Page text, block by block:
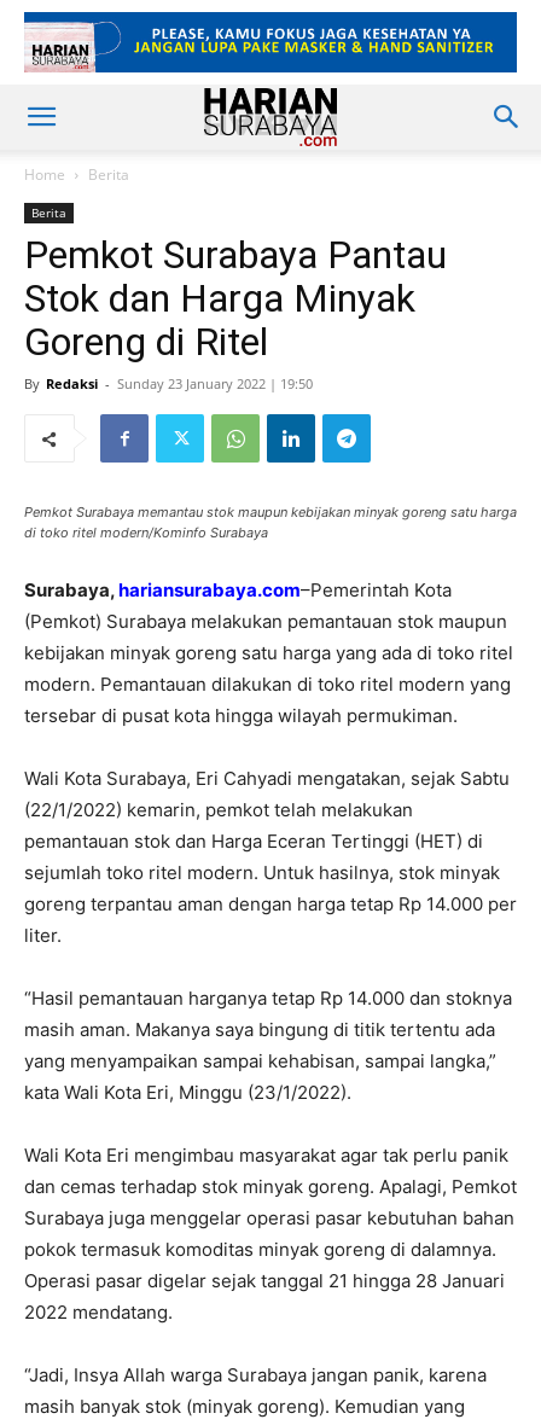
Home Berita
Berita
Pemkot Surabaya Pantau
Stok dan Harga Minyak
Goreng di Ritel
By Redaksi - Sunday 23 January 2022 | 19:50
Pemkot Surabaya memantau stok maupun kebijakan minyak goreng satu harga
di toko ritel modern/Kominfo Surabaya
Surabaya,hariansurabaya.com–Pemerintah Kota
(Pemkot) Surabaya melakukan pemantauan stok maupun
kebijakan minyak goreng satu harga yang ada di toko ritel
modern. Pemantauan dilakukan di toko ritel modern yang
tersebar di pusat kota hingga wilayah permukiman.
Wali Kota Surabaya, Eri Cahyadi mengatakan, sejak Sabtu
(22/1/2022) kemarin, pemkot telah melakukan
pemantauan stok dan Harga Eceran Tertinggi (HET) di
sejumlah toko ritel modern. Untuk hasilnya, stok minyak
goreng terpantau aman dengan harga tetap Rp 14.000 per
liter.
“Hasil pemantauan harganya tetap Rp 14.000 dan stoknya
masih aman. Makanya saya bingung di titik tertentu ada
yang menyampaikan sampai kehabisan, sampai langka,”
kata Wali Kota Eri, Minggu (23/1/2022).
Wali Kota Eri mengimbau masyarakat agar tak perlu panik
dan cemas terhadap stok minyak goreng. Apalagi, Pemkot
Surabaya juga menggelar operasi pasar kebutuhan bahan
pokok termasuk komoditas minyak goreng di dalamnya.
Operasi pasar digelar sejak tanggal 21 hingga 28 Januari
2022 mendatang.
“Jadi, Insya Allah warga Surabaya jangan panik, karena
masih banyak stok (minyak goreng). Kemudian yang